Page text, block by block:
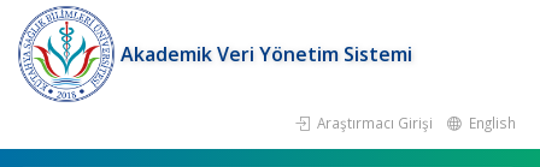
Akademik Veri Yönetim Sistemi
Araştırmacı Girişi English